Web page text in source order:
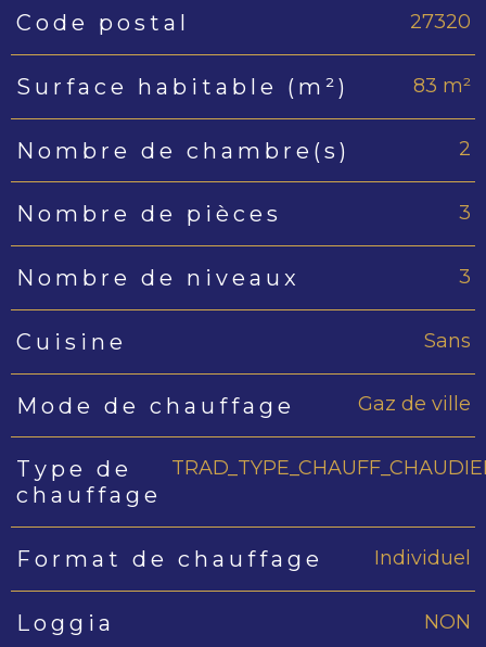
Caractéristiques
Code postal 27320
Surface habitable (m²) 83 m²
Nombre de chambre(s) 2
Nombre de pièces 3
Nombre de niveaux 3
Cuisine Sans
Mode de chauffage Gaz de ville
Type de
chauffage
Format de chauffage Individuel
Loggia NON